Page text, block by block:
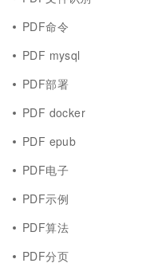
PDF命令
PDF mysql
PDF部署
PDF docker
PDF epub
PDF电子
PDF示例
PDF算法
PDF分页